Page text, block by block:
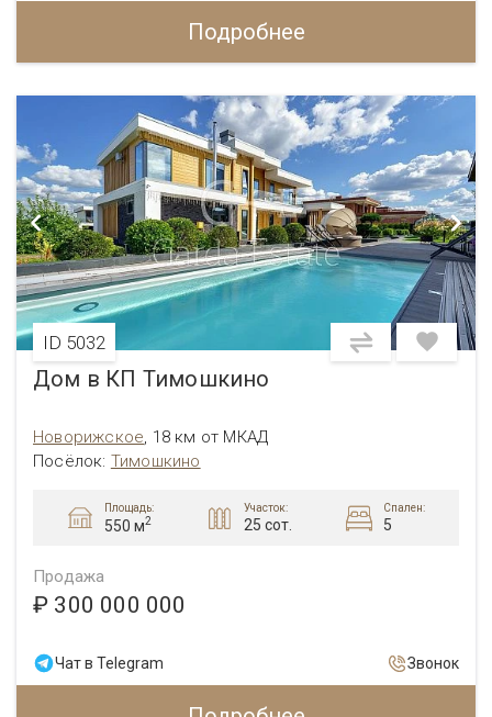
Подробнее
ID 5032
Дом в КП Тимошкино
Новорижское, 18 км от МКАД
Посёлок: Тимошкино
Площадь:
550 м2
Участок:
25 сот.
Спален:
5
Продажа
₽ 300 000 000
Чат в Telegram Звонок